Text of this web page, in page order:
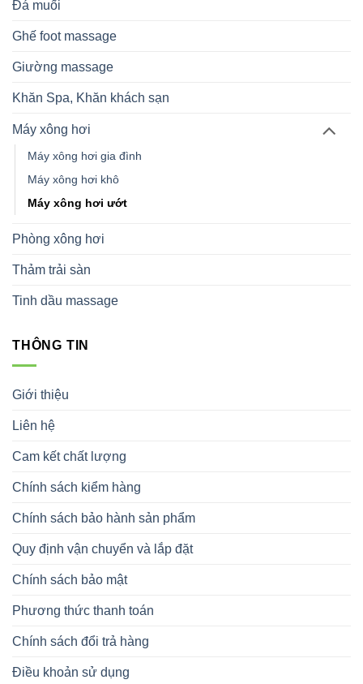
Đá muối
Ghế foot massage
Giường massage
Khăn Spa, Khăn khách sạn
Máy xông hơi
Máy xông hơi gia đình
Máy xông hơi khô
Máy xông hơi ướt
Phòng xông hơi
Thảm trải sàn
Tinh dầu massage
THÔNG TIN
Giới thiệu
Liên hệ
Cam kết chất lượng
Chính sách kiểm hàng
Chính sách bảo hành sản phẩm
Quy định vận chuyển và lắp đặt
Chính sách bảo mật
Phương thức thanh toán
Chính sách đổi trả hàng
Điều khoản sử dụng